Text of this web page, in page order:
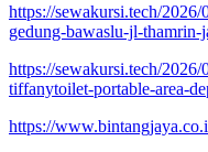
https://sewakursi.tech/
gedung-bawaslu-jl-thamrin-
https://sewakursi.tech/
tiffanytoilet-portable-area-
https://